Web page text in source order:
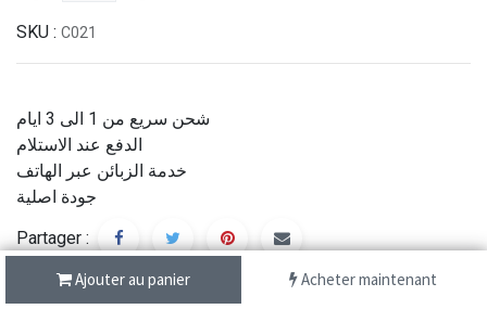
Ajouter au panier Acheter maintenant
SKU : C021
شحن سريع من 1 الى 3 ايام
الدفع عند الاستلام
خدمة الزبائن عبر الهاتف
جودة اصلية
Partager :